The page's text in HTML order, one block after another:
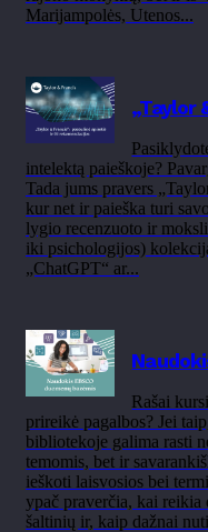
Marijampolės, Utenos...
„Taylor
intelektą paieškoje?
Tada jums pravers
kur net ir paieška turi
lygio recenzuoto ir
iki psichologijos)
„ChatGPT“ ar...
Rašai
prireikė pagalbos? Jei
bibliotekoje galima rasti
temomis, bet ir
ieškoti laisvosios bei
ypač praverčia, kai
šaltinių ir, kaip dažnai